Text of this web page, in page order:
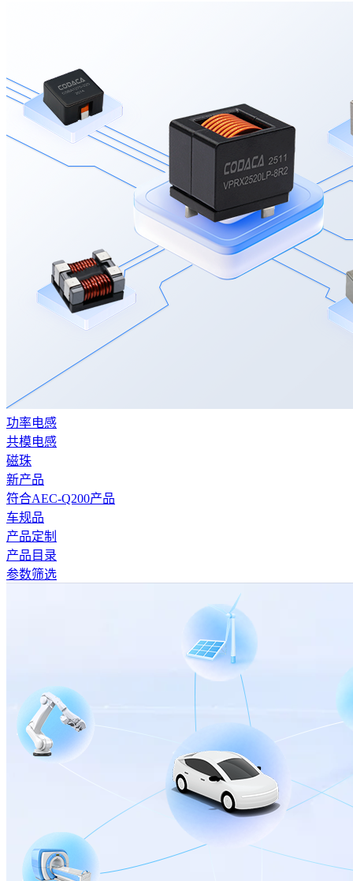
功率电感
共模电感
磁珠
新产品
符合AEC-Q200产品
车规品
产品定制
产品目录
参数筛选